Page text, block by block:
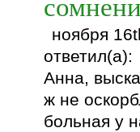
ноября
ответил(а):
Анна,
ж не
больная у